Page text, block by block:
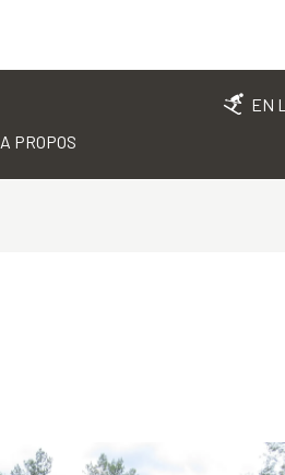
EN
A PROPOS